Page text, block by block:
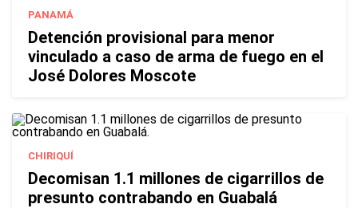
PANAMÁ
Detención provisional para menor
vinculado a caso de arma de fuego en el
José Dolores Moscote
CHIRIQUÍ
Decomisan 1.1 millones de cigarrillos de
presunto contrabando en Guabalá